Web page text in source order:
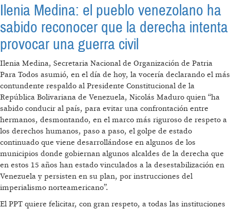
Ilenia Medina: el pueblo venezolano ha
sabido reconocer que la derecha intenta
provocar una guerra civil
Ilenia Medina, Secretaria Nacional de Organización de Patria
Para Todos asumió, en el día de hoy, la vocería declarando el más
contundente respaldo al Presidente Constitucional de la
República Bolivariana de Venezuela, Nicolás Maduro quien “ha
sabido conducir al país, para evitar una confrontación entre
hermanos, desmontando, en el marco más riguroso de respeto a
los derechos humanos, paso a paso, el golpe de estado
continuado que viene desarrollándose en algunos de los
municipios donde gobiernan algunos alcaldes de la derecha que
en estos 15 años han estado vinculados a la desestabilización en
Venezuela y persisten en su plan, por instrucciones del
imperialismo norteamericano”.
El PPT quiere felicitar, con gran respeto, a todas las instituciones